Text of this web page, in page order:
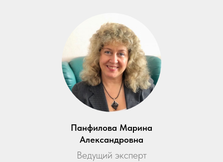
Панфилова Марина
Александровна
Ведущий эксперт